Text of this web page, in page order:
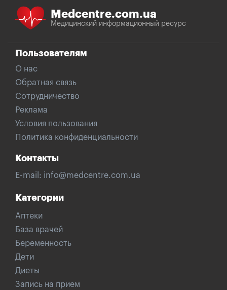
Medcentre.com.ua
Медицинский информационный ресурс
Пользователям
О нас
Обратная связь
Сотрудничество
Реклама
Условия пользования
Политика конфиденциальности
Контакты
E-mail: info@medcentre.com.ua
Категории
Аптеки
База врачей
Беременность
Дети
Диеты
Запись на прием